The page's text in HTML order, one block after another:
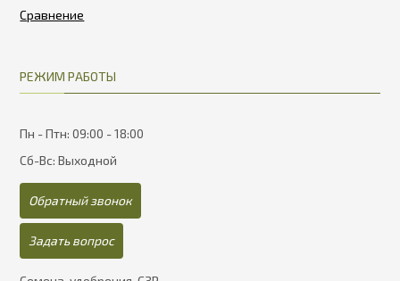
РЕЖИМ РАБОТЫ
Пн - Птн: 09:00 - 18:00
Сб-Вс: Выходной
Обратный звонок
Задать вопрос